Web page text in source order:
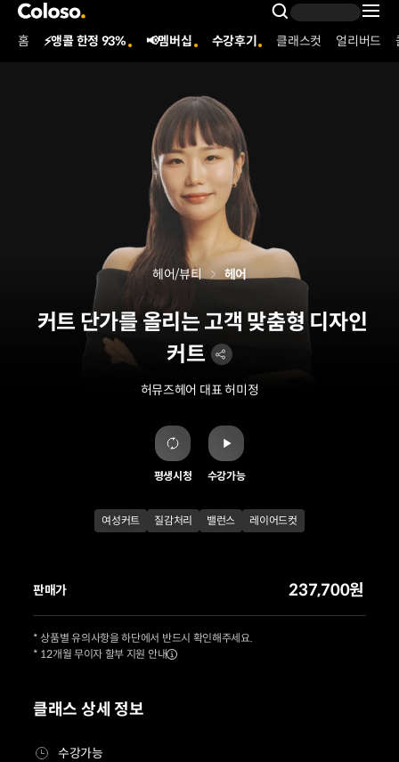
콜로소
Search
Coloso Menu
홈 ⚡앵콜 한정 93% 📢멤버십 수강후기 클래스컷 얼리버드
커트 단가를 올리는 고객 맞춤형 디자인
커트
허뮤즈헤어 대표허미정
헤어/뷰티 헤어
평생시청 수강가능
여성커트 질감처리 밸런스 레이어드컷
클래스 상세 정보
수강가능
판매가 237,700원
* 상품별 유의사항을 하단에서 반드시 확인해주세요.
* 12개월 무이자 할부 지원 안내